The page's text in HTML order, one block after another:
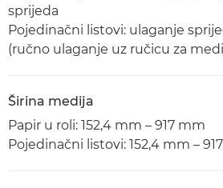
sprijeda
Pojedinačni listovi: ulaganje
(ručno ulaganje uz ručicu za
Širina medija
Papir u roli: 152,4 mm – 917 mm
Pojedinačni listovi: 152,4 mm –